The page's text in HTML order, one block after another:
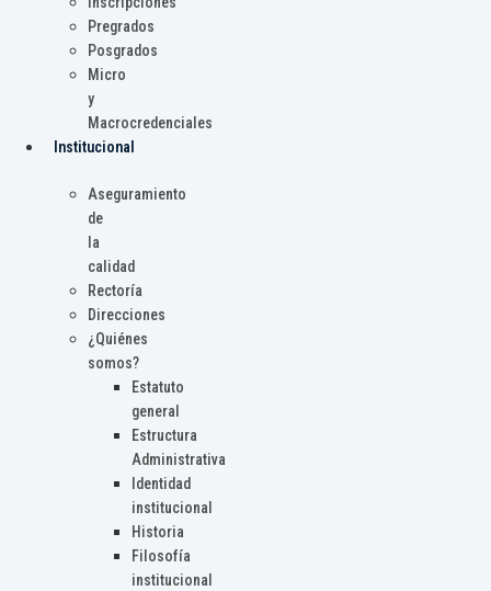
Pregrados
Posgrados
Micro
y
Macrocredenciales
Institucional
Aseguramiento
de
la
calidad
Rectoría
Direcciones
¿Quiénes
somos?
Estatuto
general
Estructura
Administrativa
Identidad
institucional
Historia
Filosofía
institucional